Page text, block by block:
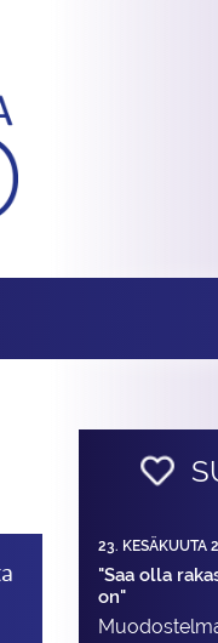
23. KESÄKUUTA
"Saa olla
on"